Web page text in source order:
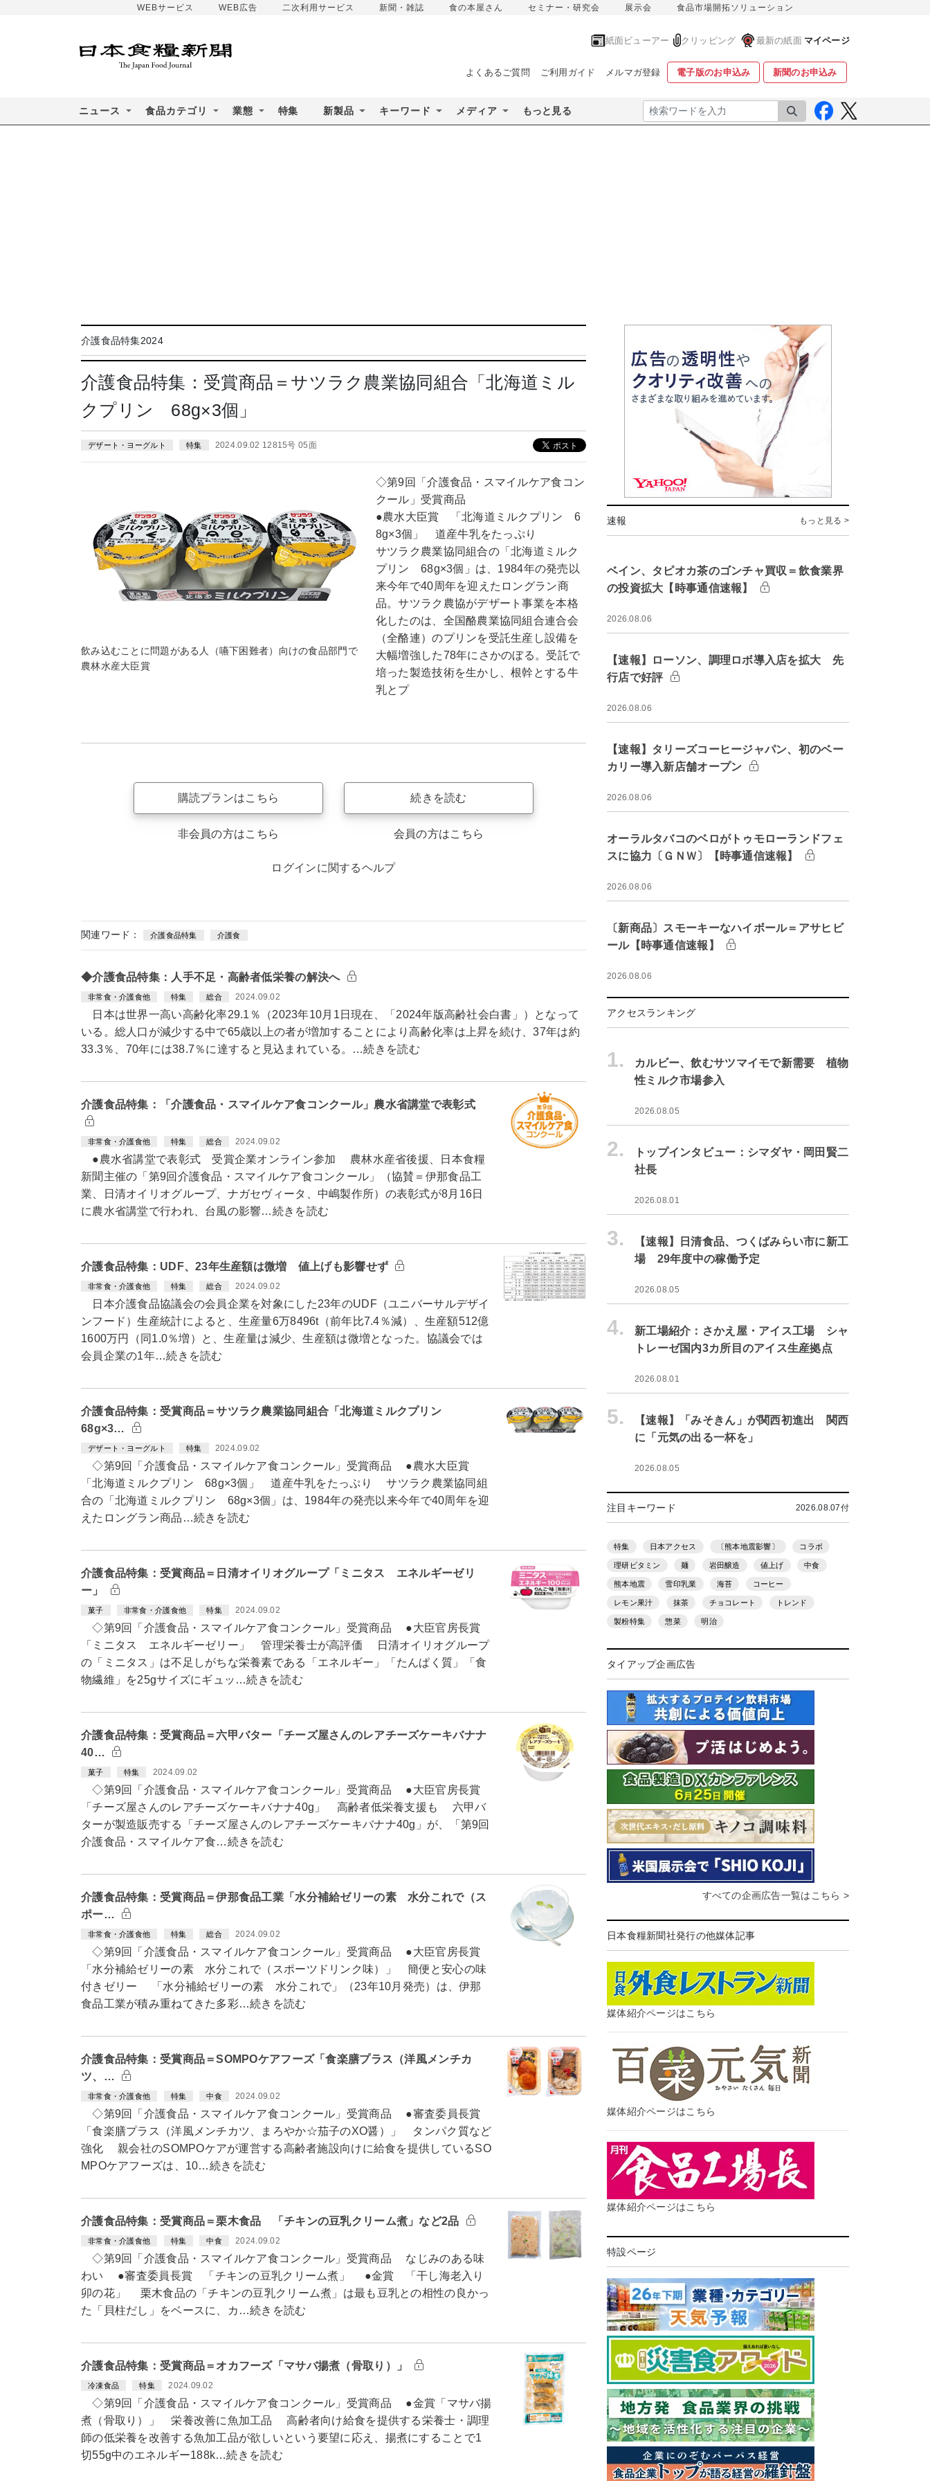
WEBサービス WEB広告 二次利用サービス 新聞・雑誌 食の本屋さん セミナー・研究会 展示会 食品市場開拓ソリューション
紙面ビューアー クリッピング 最新の紙面 マイページ
よくあるご質問 ご利用ガイド メルマガ登録 電子版のお申込み 新聞のお申込み
ニュース 食品カテゴリ 業態 特集 新製品 キーワード メディア もっと見る 検索
介護食品特集2024
介護食品特集：受賞商品＝サツラク農業協同組合「北海道ミル
クプリン 68g×3個」
デザート・ヨーグルト 特集 2024.09.02 12815号 05面
飲み込むことに問題がある人（嚥下困難者）向けの食品部門で
農林水産大臣賞
◇第9回「介護食品・スマイルケア食コン
クール」受賞商品
●農水大臣賞 「北海道ミルクプリン 6
8g×3個」 道産牛乳をたっぷり
サツラク農業協同組合の「北海道ミルク
プリン 68g×3個」は、1984年の発売以
来今年で40周年を迎えたロングラン商
品。サツラク農協がデザート事業を本格
化したのは、全国酪農業協同組合連合会
（全酪連）のプリンを受託生産し設備を
大幅増強した78年にさかのぼる。受託で
培った製造技術を生かし、根幹とする牛
乳とプ
購読プランはこちら
非会員の方はこちら
続きを読む
会員の方はこちら
ログインに関するヘルプ
関連ワード： 介護食品特集 介護食
◆介護食品特集：人手不足・高齢者低栄養の解決へ
非常食・介護食他 特集 総合 2024.09.02
日本は世界一高い高齢化率29.1％（2023年10月1日現在、「2024年版高齢社会白書」）となって
いる。総人口が減少する中で65歳以上の者が増加することにより高齢化率は上昇を続け、37年は約
33.3％、70年には38.7％に達すると見込まれている。…続きを読む
介護食品特集：「介護食品・スマイルケア食コンクール」農水省講堂で表彰式
非常食・介護食他 特集 総合 2024.09.02
●農水省講堂で表彰式 受賞企業オンライン参加 農林水産省後援、日本食糧
新聞主催の「第9回介護食品・スマイルケア食コンクール」（協賛＝伊那食品工
業、日清オイリオグループ、ナガセヴィータ、中嶋製作所）の表彰式が8月16日
に農水省講堂で行われ、台風の影響…続きを読む
介護食品特集：UDF、23年生産額は微増 値上げも影響せず
非常食・介護食他 特集 総合 2024.09.02
日本介護食品協議会の会員企業を対象にした23年のUDF（ユニバーサルデザイ
ンフード）生産統計によると、生産量6万8496t（前年比7.4％減）、生産額512億
1600万円（同1.0％増）と、生産量は減少、生産額は微増となった。協議会では
会員企業の1年…続きを読む
介護食品特集：受賞商品＝サツラク農業協同組合「北海道ミルクプリン
68g×3…
デザート・ヨーグルト 特集 2024.09.02
◇第9回「介護食品・スマイルケア食コンクール」受賞商品 ●農水大臣賞
「北海道ミルクプリン 68g×3個」 道産牛乳をたっぷり サツラク農業協同組
合の「北海道ミルクプリン 68g×3個」は、1984年の発売以来今年で40周年を迎
えたロングラン商品…続きを読む
介護食品特集：受賞商品＝日清オイリオグループ「ミニタス エネルギーゼリ
ー」
菓子 非常食・介護食他 特集 2024.09.02
◇第9回「介護食品・スマイルケア食コンクール」受賞商品 ●大臣官房長賞
「ミニタス エネルギーゼリー」 管理栄養士が高評価 日清オイリオグループ
の「ミニタス」は不足しがちな栄養素である「エネルギー」「たんぱく質」「食
物繊維」を25gサイズにギュッ…続きを読む
介護食品特集：受賞商品＝六甲バター「チーズ屋さんのレアチーズケーキバナナ
40…
菓子 特集 2024.09.02
◇第9回「介護食品・スマイルケア食コンクール」受賞商品 ●大臣官房長賞
「チーズ屋さんのレアチーズケーキバナナ40g」 高齢者低栄養支援も 六甲バ
ターが製造販売する「チーズ屋さんのレアチーズケーキバナナ40g」が、「第9回
介護食品・スマイルケア食…続きを読む
介護食品特集：受賞商品＝伊那食品工業「水分補給ゼリーの素 水分これで（ス
ポー…
非常食・介護食他 特集 総合 2024.09.02
◇第9回「介護食品・スマイルケア食コンクール」受賞商品 ●大臣官房長賞
「水分補給ゼリーの素 水分これで（スポーツドリンク味）」 簡便と安心の味
付きゼリー 「水分補給ゼリーの素 水分これで」（23年10月発売）は、伊那
食品工業が積み重ねてきた多彩…続きを読む
介護食品特集：受賞商品＝SOMPOケアフーズ「食楽膳プラス（洋風メンチカ
ツ、…
非常食・介護食他 特集 中食 2024.09.02
◇第9回「介護食品・スマイルケア食コンクール」受賞商品 ●審査委員長賞
「食楽膳プラス（洋風メンチカツ、まろやか☆茄子のXO醤）」 タンパク質など
強化 親会社のSOMPOケアが運営する高齢者施設向けに給食を提供しているSO
MPOケアフーズは、10…続きを読む
介護食品特集：受賞商品＝栗木食品 「チキンの豆乳クリーム煮」など2品
非常食・介護食他 特集 中食 2024.09.02
◇第9回「介護食品・スマイルケア食コンクール」受賞商品 なじみのある味
わい ●審査委員長賞 「チキンの豆乳クリーム煮」 ●金賞 「干し海老入り
卯の花」 栗木食品の「チキンの豆乳クリーム煮」は最も豆乳との相性の良かっ
た「貝柱だし」をベースに、カ…続きを読む
介護食品特集：受賞商品＝オカフーズ「マサバ揚煮（骨取り）」
冷凍食品 特集 2024.09.02
◇第9回「介護食品・スマイルケア食コンクール」受賞商品 ●金賞「マサバ揚
煮（骨取り）」 栄養改善に魚加工品 高齢者向け給食を提供する栄養士・調理
師の低栄養を改善する魚加工品が欲しいという要望に応え、揚煮にすることで1
切55g中のエネルギー188k…続きを読む
速報 もっと見る >
ベイン、タピオカ茶のゴンチャ買収＝飲食業界
の投資拡大【時事通信速報】
2026.08.06
【速報】ローソン、調理ロボ導入店を拡大 先
行店で好評
2026.08.06
【速報】タリーズコーヒージャパン、初のベー
カリー導入新店舗オープン
2026.08.06
オーラルタバコのベロがトゥモローランドフェ
スに協力〔ＧＮＷ〕【時事通信速報】
2026.08.06
〔新商品〕スモーキーなハイボール＝アサヒビ
ール【時事通信速報】
2026.08.06
アクセスランキング
1.
カルビー、飲むサツマイモで新需要 植物
性ミルク市場参入
2026.08.05
2.
トップインタビュー：シマダヤ・岡田賢二
社長
2026.08.01
3.
【速報】日清食品、つくばみらい市に新工
場 29年度中の稼働予定
2026.08.05
4.
新工場紹介：さかえ屋・アイス工場 シャ
トレーゼ国内3カ所目のアイス生産拠点
2026.08.01
5.
【速報】「みそきん」が関西初進出 関西
に「元気の出る一杯を」
2026.08.05
注目キーワード 2026.08.07付
特集 日本アクセス 〔熊本地震影響〕 コラボ
理研ビタミン 麺 岩田醸造 値上げ 中食
熊本地震 雪印乳業 海苔 コーヒー
レモン果汁 抹茶 チョコレート トレンド
製粉特集 惣菜 明治
タイアップ企画広告
すべての企画広告一覧はこちら >
日本食糧新聞社発行の他媒体記事
媒体紹介ページはこちら
媒体紹介ページはこちら
媒体紹介ページはこちら
特設ページ